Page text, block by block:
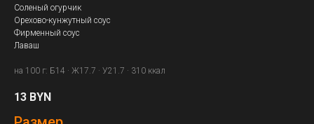
Соленый огурчик
Орехово-кунжутный соус
Фирменный соус
Лаваш
на 100 г: Б14 · Ж17.7 · У21.7 · 310 ккал
13 BYN